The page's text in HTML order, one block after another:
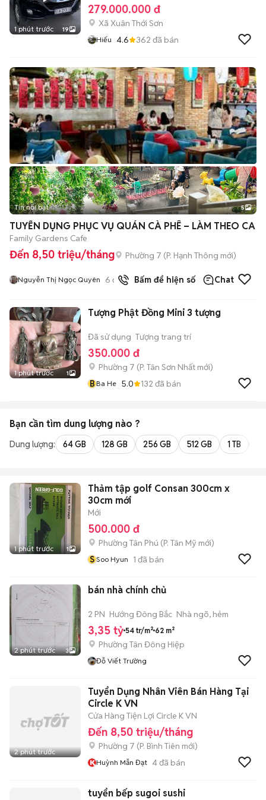
1 phút trước 19
279.000.000 đ
Xã Xuân Thới Sơn
Hiếu 4.6 362 đã bán
Tin nổi bật 5
TUYỂN DỤNG PHỤC VỤ QUÁN CÀ PHÊ – LÀM THEO CA
Family Gardens Cafe
Đến 8,50 triệu/tháng Phường 7 (P. Hạnh Thông mới)
Nguyễn Thị Ngọc Quyên 6 đã bánBấm để hiện số Chat
1 phút trước 1
Tượng Phật Đồng Mini 3 tượng
Đã sử dụng Tượng trang trí
350.000 đ
Phường 7 (P. Tân Sơn Nhất mới)
BBa He 5.0 132 đã bán
Bạn cần tìm dung lượng nào ?
Dung lượng: 64 GB 128 GB 256 GB 512 GB 1 TB
1 phút trước 1
Thảm tập golf Consan 300cm x
30cm mới
Mới
500.000 đ
Phường Tân Phú (P. Tân Mỹ mới)
S Soo Hyun 1 đã bán
2 phút trước 3
bán nhà chính chủ
2 PN Hướng Đông Bắc Nhà ngõ, hẻm
3,35 tỷ 54 tr/m² 62 m²
Phường Tân Đông Hiệp
Đỗ Viết Trường
2 phút trước
Tuyển Dụng Nhân Viên Bán Hàng Tại
Circle K VN
Cửa Hàng Tiện Lợi Circle K VN
Đến 8,50 triệu/tháng
Phường 7 (P. Bình Tiên mới)
Huỳnh Mẫn Đạt 4đã bán
tuyển bếp sugoi sushi